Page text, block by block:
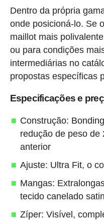
Dentro da própria
onde posicioná-lo. Se
maillot mais
ou para condições
intermediárias no
propostas específicas
Especificações e
Construção:
redução de peso de
anterior
Ajuste: Ultra Fit, o
Mangas:
tecido canelado
Zíper: Visível,